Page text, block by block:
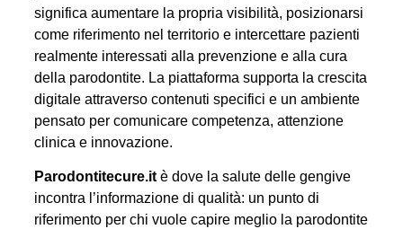
significa aumentare la propria visibilità, posizionarsi
come riferimento nel territorio e intercettare pazienti
realmente interessati alla prevenzione e alla cura
della parodontite. La piattaforma supporta la crescita
digitale attraverso contenuti specifici e un ambiente
pensato per comunicare competenza, attenzione
clinica e innovazione.
Parodontitecure.it è dove la salute delle gengive
incontra l’informazione di qualità: un punto di
riferimento per chi vuole capire meglio la parodontite